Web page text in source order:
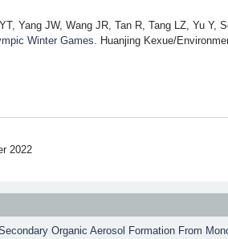
Yang JW, Wang JR, Tan R, Tang LZ, Yu Y,
Winter Games . Huanjing Kexue/
2022
Organic Aerosol Formation From